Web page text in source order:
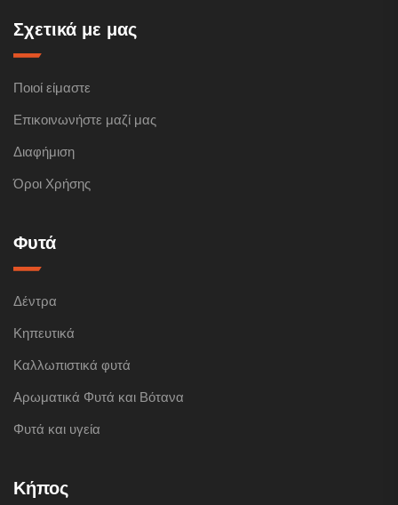
Σχετικά με μας
Ποιοί είμαστε
Επικοινωνήστε μαζί μας
Διαφήμιση
Όροι Χρήσης
Φυτά
Δέντρα
Κηπευτικά
Καλλωπιστικά φυτά
Αρωματικά Φυτά και Βότανα
Φυτά και υγεία
Κήπος